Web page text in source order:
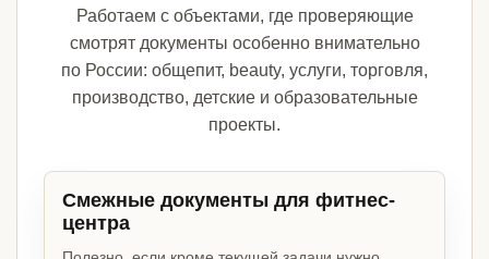
Работаем с объектами, где проверяющие
смотрят документы особенно внимательно
по России: общепит, beauty, услуги, торговля,
производство, детские и образовательные
проекты.
Смежные документы для фитнес-
центра